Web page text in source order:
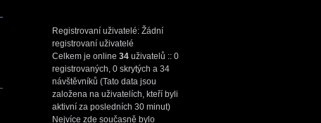
Registrovaní uživatelé: Žádní
registrovaní uživatelé
Celkem je online 34 uživatelů :: 0
registrovaných, 0 skrytých a 34
návštěvníků (Tato data jsou
založena na uživatelích, kteří byli
aktivní za posledních 30 minut)
Nejvíce zde současně bylo